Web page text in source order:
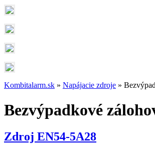
Kombitalarm.sk » Napájacie zdroje »
Bezvýpadkové
Zdroj EN54-5A28